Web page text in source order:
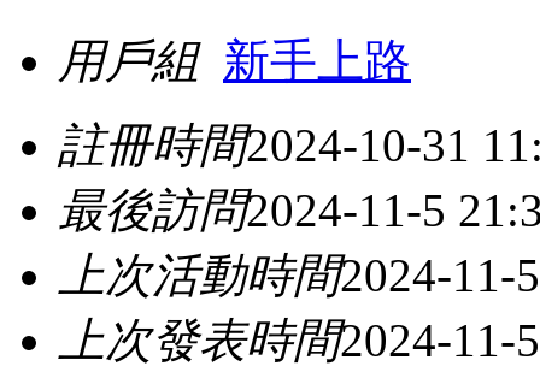
用戶組 新手上路
註冊時間2024-10-31
最後訪問2024-11-5
上次活動時間2024-11-
上次發表時間2024-11-